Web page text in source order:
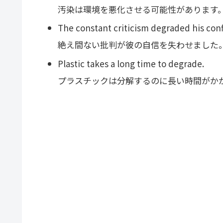
汚染は環境を悪化させる可能性があります。
The constant criticism degraded his
絶え間ない批判が彼の自信を失わせました。
Plastic takes a long time to degrade.
プラスチックは分解するのに長い時間がか